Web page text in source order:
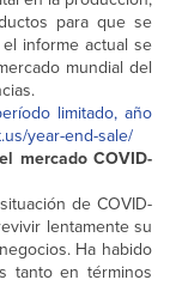
para que se
informe actual se
mundial del
limitado, año
year-end-sale/
mercado COVID-
de COVID-
lentamente su
Ha habido
tanto en términos